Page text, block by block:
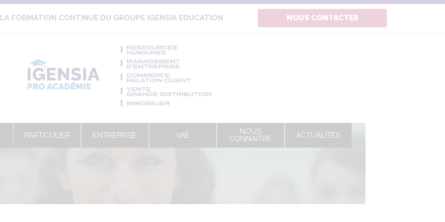
LA FORMATION CONTINUE DU GROUPE IGENSIA EDUCATION NOUS CONTACTER
PARTICULIER ENTREPRISE VAE
NOUS
CONNAÎTRE
ACTUALITÉS